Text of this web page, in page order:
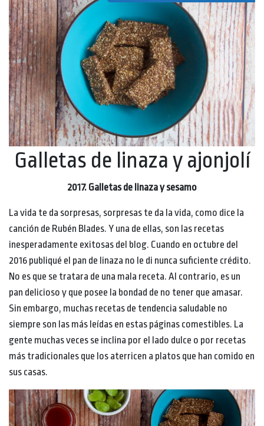
Galletas de linaza y ajonjolí
2017. Galletas de linaza y sesamo
La vida te da sorpresas, sorpresas te da la vida, como dice la
canción de Rubén Blades. Y una de ellas, son las recetas
inesperadamente exitosas del blog. Cuando en octubre del
2016 publiqué el pan de linaza no le di nunca suficiente crédito.
No es que se tratara de una mala receta. Al contrario, es un
pan delicioso y que posee la bondad de no tener que amasar.
Sin embargo, muchas recetas de tendencia saludable no
siempre son las más leídas en estas páginas comestibles. La
gente muchas veces se inclina por el lado dulce o por recetas
más tradicionales que los aterricen a platos que han comido en
sus casas.